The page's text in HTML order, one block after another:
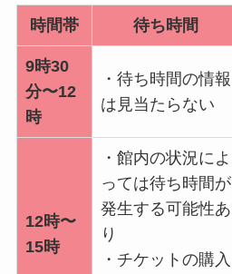
時間帯 待ち時間
9時30
分〜12
時
・待ち時間の情報
は見当たらない
12時〜
15時
・館内の状況によ
っては待ち時間が
発生する可能性あ
り
・チケットの購入